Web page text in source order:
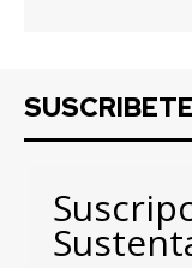
SUSCRIBETE